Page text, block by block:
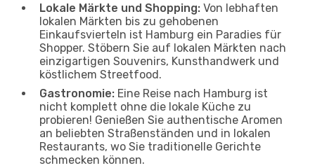
Lokale Märkte und Shopping: Von lebhaften
lokalen Märkten bis zu gehobenen
Einkaufsvierteln ist Hamburg ein Paradies für
Shopper. Stöbern Sie auf lokalen Märkten nach
einzigartigen Souvenirs, Kunsthandwerk und
köstlichem Streetfood.
Gastronomie: Eine Reise nach Hamburg ist
nicht komplett ohne die lokale Küche zu
probieren! Genießen Sie authentische Aromen
an beliebten Straßenständen und in lokalen
Restaurants, wo Sie traditionelle Gerichte
schmecken können.